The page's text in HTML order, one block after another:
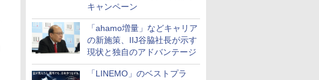
キャンペーン
「ahamo増量」などキャリア
の新施策、IIJ谷脇社長が示す
現状と独自のアドバンテージ
「LINEMO」のベストプラ